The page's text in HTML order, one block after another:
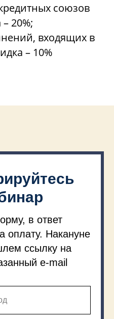
союзов
20%;
входящих в
– 10%
в ответ
Накануне
ссылку на
e-mail